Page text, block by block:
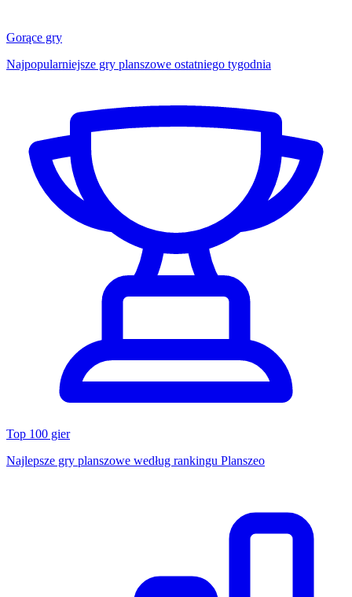
Gorące gry
Najpopularniejsze gry planszowe ostatniego tygodnia
Top 100 gier
Najlepsze gry planszowe według rankingu Planszeo